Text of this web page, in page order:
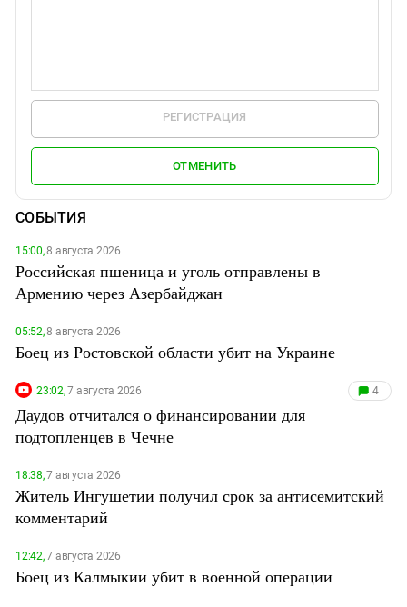
РЕГИСТРАЦИЯ
ОТМЕНИТЬ
СОБЫТИЯ
15:00,8 августа 2026
Российская пшеница и уголь отправлены в
Армению через Азербайджан
05:52,8 августа 2026
Боец из Ростовской области убит на Украине
23:02,7 августа 2026 4
Даудов отчитался о финансировании для
подтопленцев в Чечне
18:38,7 августа 2026
Житель Ингушетии получил срок за антисемитский
комментарий
12:42,7 августа 2026
Боец из Калмыкии убит в военной операции